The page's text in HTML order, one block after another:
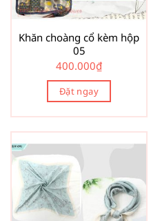
Khăn choàng cổ kèm hộp
05
400.000₫
Đặt ngay